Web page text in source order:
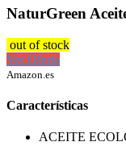
NaturGreen
out of stock
Ver Oferta
Amazon.es
Características
ACEITE